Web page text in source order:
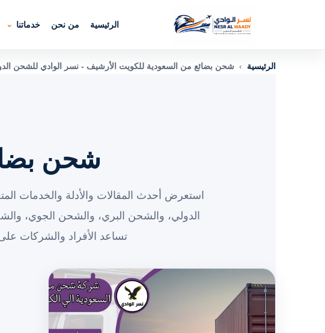
الرئيسية من نحن خدماتنا
الرئيسية › شحن بضائع من السعودية للكويت الأرشيف - نسر الوادي للشحن
شحن
استعرض أحدث المقالات والأدلة والخدمات
الدولي، والشحن البري، والشحن الجوي،
تساعد الأفراد والشركات